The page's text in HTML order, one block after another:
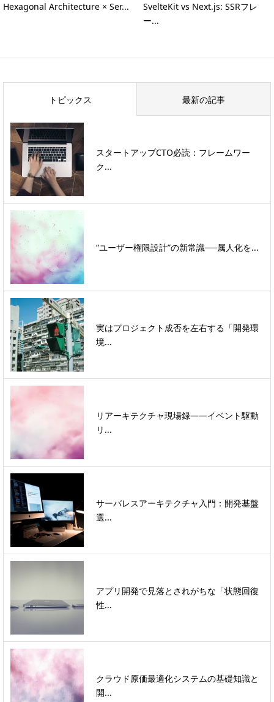
Hexagonal Architecture × Ser...
SvelteKit vs Next.js: SSRフレ
ー...
トピックス 最新の記事
スタートアップCTO必読：フレームワー
ク...
“ユーザー権限設計”の新常識──属人化を...
実はプロジェクト成否を左右する「開発環
境...
リアーキテクチャ現場録――イベント駆動
リ...
サーバレスアーキテクチャ入門：開発基盤
選...
アプリ開発で見落とされがちな「状態回復
性...
クラウド原価最適化システムの基礎知識と
開...